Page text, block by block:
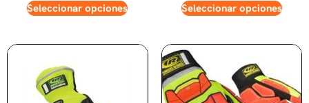
Seleccionar opciones Seleccionar opciones